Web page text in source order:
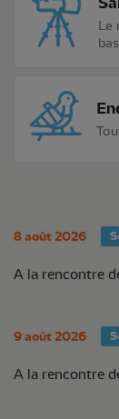
Le
8 août 2026
A la rencontre
9 août 2026
A la rencontre